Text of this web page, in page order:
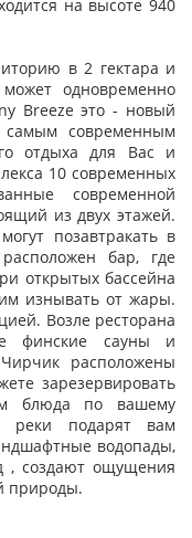
на высоте 940
в 2 гектара и
одновременно
Breeze это - новый
самым современным
отдыха для Вас и
10 современных
современной
из двух этажей.
позавтракать в
бар, где
открытых бассейна
изнывать от жары.
Возле ресторана
финские сауны и
расположены
зарезервировать
блюда по вашему
реки подарят вам
водопады,
, создают ощущения
природы.